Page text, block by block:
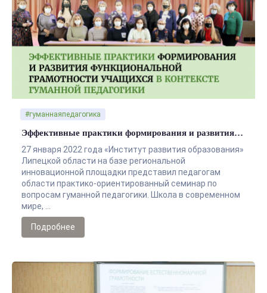
Эффективные практики формирования и развития…
27 января 2022 года «Институт развития образования»
Липецкой области на базе региональной
инновационной площадки представил педагогам
области практико-ориентированный семинар по
вопросам гуманной педагогики. Школа в современном
мире, …
#гуманнаяпедагогика
Подробнее